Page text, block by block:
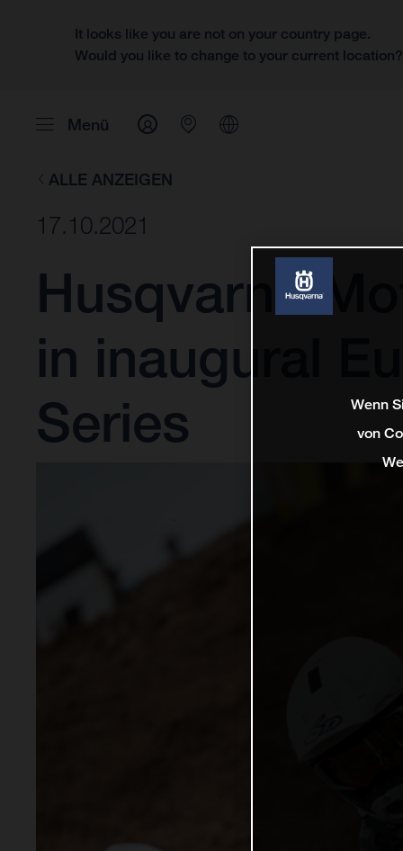
It looks like you are not on your country page.
Would you like to change to your current location?
Menü
ALLE ANZEIGEN
17.10.2021
Husqvarna
in inaugural
Series
Wenn
von